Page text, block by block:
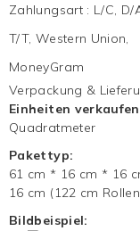
Zahlungsart : L/C, D/
T/T, Western Union,
MoneyGram
Verpackung &
Einheiten
Quadratmeter
Pakettyp:
61 cm * 16 cm * 16
16 cm (122 cm
Bildbeispiel: